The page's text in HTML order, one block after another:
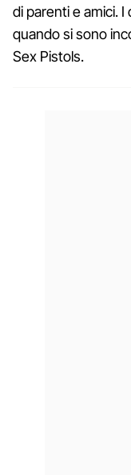
di parenti e amici. I
quando si sono
Sex Pistols.